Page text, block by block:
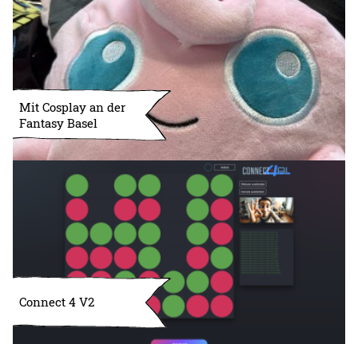
Mit Cosplay an der
Fantasy Basel
Connect 4 V2